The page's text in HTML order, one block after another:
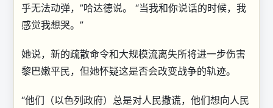
乎无法动弹，”哈达德说。 “当我和你说话的时候，我
感觉我想哭。”
她说，新的疏散命令和大规模流离失所将进一步伤害
黎巴嫩平民，但她怀疑这是否会改变战争的轨迹。
“他们（以色列政府）总是对人民撒谎，他们想向人民